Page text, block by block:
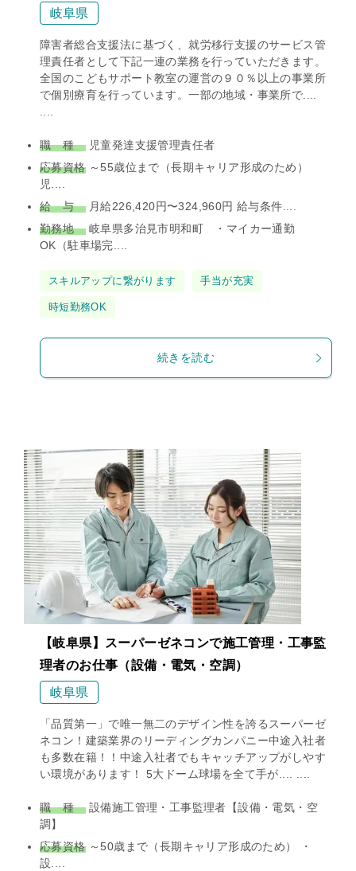
岐阜県
障害者総合⽀援法に基づく、就労移⾏⽀援のサービス管
理責任者として下記⼀連の業務を⾏っていただきます。
全国のこどもサポート教室の運営の９０％以上の事業所
で個別療育を⾏っています。⼀部の地域・事業所で....
職 種児童発達支援管理責任者
応募資格～55歳位まで（長期キャリア形成のため）
児....
給 与⽉給226,420円〜324,960円 給与条件....
勤務地岐阜県多治見市明和町 ・マイカー通勤
OK（駐⾞場完....
タスキルアップに繋がります 手当が充実
時短勤務OK
続きを読む
【岐阜県】スーパーゼネコンで施工管理・工事監
理者のお仕事（設備・電気・空調）
岐阜県
「品質第一」で唯一無二のデザイン性を誇るスーパーゼ
ネコン！建築業界のリーディングカンパニー中途入社者
も多数在籍！！中途入社者でもキャッチアップがしやす
い環境があります！ 5大ドーム球場を全て手が.... ....
職 種設備施工管理・工事監理者【設備・電気・空
調】
応募資格～50歳まで（長期キャリア形成のため） ・
設....